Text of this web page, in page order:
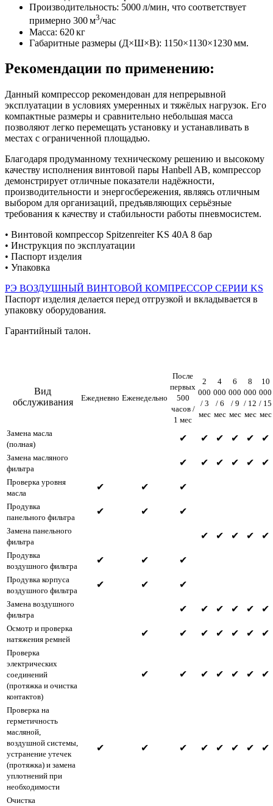
Производительность: 5000 л/мин, что соответствует
примерно 300 м3/час
Масса: 620 кг
Габаритные размеры (Д×Ш×В): 1150×1130×1230 мм.
Рекомендации по применению:
Данный компрессор рекомендован для непрерывной
эксплуатации в условиях умеренных и тяжёлых нагрузок. Его
компактные размеры и сравнительно небольшая масса
позволяют легко перемещать установку и устанавливать в
местах с ограниченной площадью.
Благодаря продуманному техническому решению и высокому
качеству исполнения винтовой пары Hanbell AB, компрессор
демонстрирует отличные показатели надёжности,
производительности и энергосбережения, являясь отличным
выбором для организаций, предъявляющих серьёзные
требования к качеству и стабильности работы пневмосистем.
• Винтовой компрессор Spitzenreiter KS 40A 8 бар
• Инструкция по эксплуатации
• Паспорт изделия
• Упаковка
РЭ ВОЗДУШНЫЙ ВИНТОВОЙ КОМПРЕССОР СЕРИИ KS
Паспорт изделия делается перед отгрузкой и вкладывается в
упаковку оборудования.
Гарантийный талон.
Вид
обслуживания
Ежедневно Еженедельно
После
первых
500
часов /
1 мес
2
000
/ 3
мес
4
000
/ 6
мес
6
000
/ 9
мес
8
000
/ 12
мес
10
000
/ 15
мес
Замена масла
(полная)
✔ ✔ ✔ ✔ ✔ ✔
Замена масляного
фильтра
✔ ✔ ✔ ✔ ✔ ✔
Проверка уровня
масла
✔ ✔ ✔
Продувка
панельного фильтра
✔ ✔ ✔
Замена панельного
фильтра
✔ ✔ ✔ ✔ ✔
Продувка
воздушного фильтра
✔ ✔ ✔
Продувка корпуса
воздушного фильтра
✔ ✔ ✔
Замена воздушного
фильтра
✔ ✔ ✔ ✔ ✔ ✔
Осмотр и проверка
натяжения ремней
✔ ✔ ✔ ✔ ✔ ✔ ✔
Проверка
электрических
соединений
(протяжка и очистка
контактов)
✔ ✔ ✔ ✔ ✔ ✔ ✔
Проверка на
герметичность
масляной,
воздушной системы,
устранение утечек
(протяжка) и замена
уплотнений при
необходимости
✔ ✔ ✔ ✔ ✔ ✔ ✔ ✔
Очистка